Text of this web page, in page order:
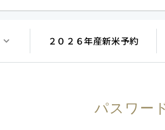
２０２６年産新米予約
パスワー